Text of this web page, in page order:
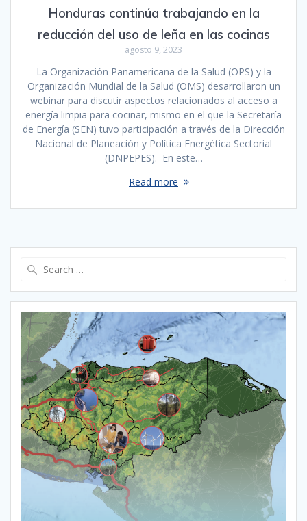
Honduras continúa trabajando en la
reducción del uso de leña en las cocinas
agosto 9, 2023
La Organización Panamericana de la Salud (OPS) y la
Organización Mundial de la Salud (OMS) desarrollaron un
webinar para discutir aspectos relacionados al acceso a
energía limpia para cocinar​, mismo en el que la Secretaría
de Energía (SEN) tuvo participación a través de la Dirección
Nacional de Planeación y Política Energética Sectorial
(DNPEPES). En este…
Read more